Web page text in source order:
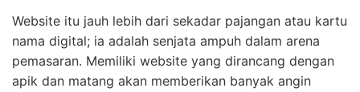
Website itu jauh lebih dari sekadar pajangan atau kartu
nama digital; ia adalah senjata ampuh dalam arena
pemasaran. Memiliki website yang dirancang dengan
apik dan matang akan memberikan banyak angin